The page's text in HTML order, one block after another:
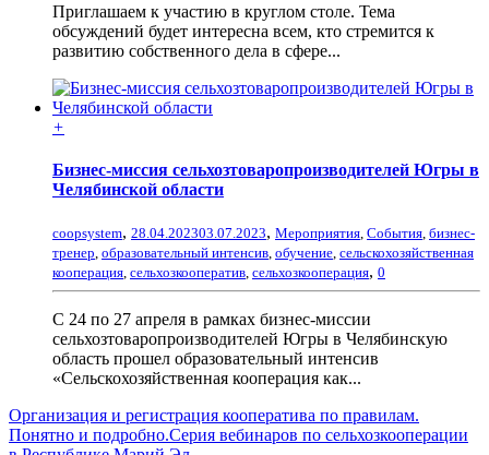
Приглашаем к участию в круглом столе. Тема
обсуждений будет интересна всем, кто стремится к
развитию собственного дела в сфере...
+
Бизнес-миссия сельхозтоваропроизводителей Югры в
Челябинской области
coopsystem, 28.04.202303.07.2023, Мероприятия, События, бизнес-
тренер, образовательный интенсив, обучение, сельскохозяйственная
кооперация, сельхозкооператив, сельхозкооперация, 0
С 24 по 27 апреля в рамках бизнес-миссии
сельхозтоваропроизводителей Югры в Челябинскую
область прошел образовательный интенсив
«Сельскохозяйственная кооперация как...
Организация и регистрация кооператива по правилам.
Понятно и подробно.Серия вебинаров по сельхозкооперации